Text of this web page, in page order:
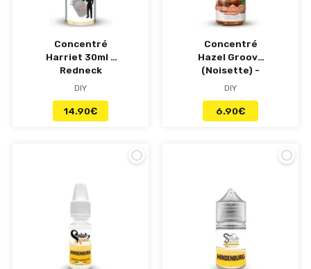
Concentré
Harriet 30ml -
Redneck
DIY
14.90€
Concentré
Hazel Groove
(Noisette) -
Flavour Art
DIY
6.90€